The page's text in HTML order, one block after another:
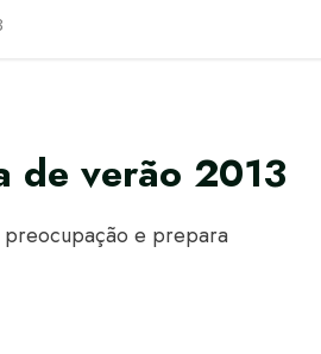
de verão 2013
preocupação e prepara